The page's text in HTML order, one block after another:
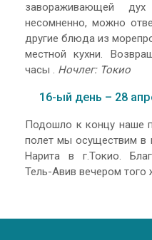
завораживающей
несомненно, можно
другие блюда из
местной кухни.
часы . Ночлег: Токио
16-ый день – 28
Подошло к концу наше
полет мы осуществим в
Нарита в г.Токио.
Тель-Авив вечером того